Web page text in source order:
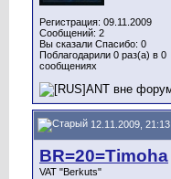
Регистрация: 09.11.2009
Сообщений: 2
Вы сказали Спасибо: 0
Поблагодарили 0 раз(а) в 0
сообщениях
12.11.2009, 21:13
BR=20=Timoha
VAT "Berkuts"